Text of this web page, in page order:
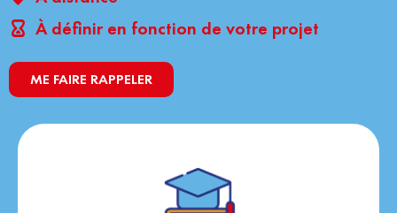
À définir en fonction de votre projet
ME FAIRE RAPPELER